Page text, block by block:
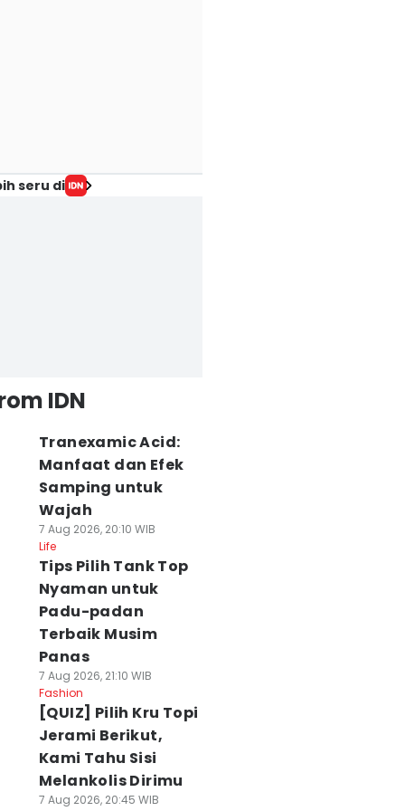
seru di
IDN
Tranexamic Acid:
Manfaat dan Efek
Samping untuk
Wajah
7 Aug 2026, 20:10 WIB
Life
Tips Pilih Tank Top
Nyaman untuk
Padu-padan
Terbaik Musim
Panas
7 Aug 2026, 21:10 WIB
Fashion
[QUIZ] Pilih Kru Topi
Jerami Berikut,
Kami Tahu Sisi
Melankolis Dirimu
7 Aug 2026, 20:45 WIB